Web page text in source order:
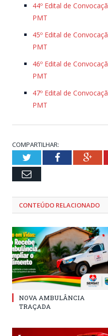
44º Edital de
PMT
45º Edital de
PMT
46º Edital de
PMT
47º Edital de
PMT
COMPARTILHAR:
TwitterFacebook
Email
CONTEÚDO RELACIONADO
NOVA AMBULÂNCIA
TRAÇADA